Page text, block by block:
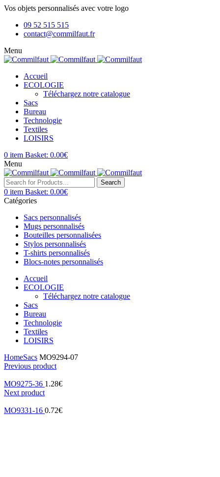
Vos objets personnalisés avec votre logo
09 52 515 515
contact@commilfaut.fr
Menu
Accueil
ECOLOGIE
Téléchargez notre catalogue
Sacs
Bureau
Technologie
Textiles
LOISIRS
0 item Basket: 0.00€
Menu
Search
0 item Basket: 0.00€
Catégories
Sacs personnalisés
Mugs personnalisés
Bouteilles personnalisées
Stylos personnalisés
T-shirts personnalisés
Blocs-notes personnalisés
Accueil
ECOLOGIE
Téléchargez notre catalogue
Sacs
Bureau
Technologie
Textiles
LOISIRS
HomeSacs MO9294-07
Previous product
MO9275-36 1.28€
Next product
MO9331-16 0.72€